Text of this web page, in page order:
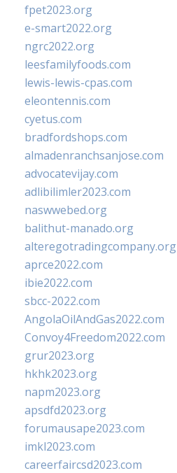
fpet2023.org
e-smart2022.org
ngrc2022.org
leesfamilyfoods.com
lewis-lewis-cpas.com
eleontennis.com
cyetus.com
bradfordshops.com
almadenranchsanjose.com
advocatevijay.com
adlibilimler2023.com
naswwebed.org
balithut-manado.org
alteregotradingcompany.org
aprce2022.com
ibie2022.com
sbcc-2022.com
AngolaOilAndGas2022.com
Convoy4Freedom2022.com
grur2023.org
hkhk2023.org
napm2023.org
apsdfd2023.org
forumausape2023.com
imkl2023.com
careerfaircsd2023.com